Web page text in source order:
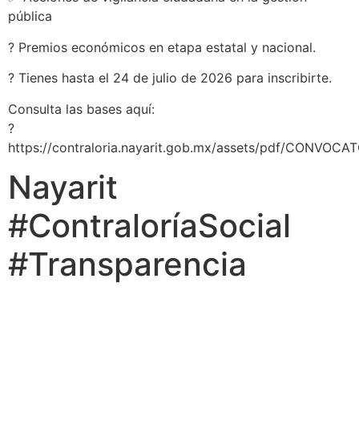
pública
? Premios económicos en etapa estatal y nacional.
? Tienes hasta el 24 de julio de 2026 para inscribirte.
Consulta las bases aquí:
?
https://contraloria.nayarit.gob.mx/assets/pdf/
Nayarit
#ContraloríaSocial
#Transparencia